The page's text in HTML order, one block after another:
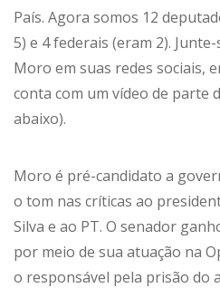
País. Agora somos 12
5) e 4 federais (eram 2).
Moro em suas redes sociais,
conta com um vídeo de parte
abaixo).
Moro é pré-candidato a
o tom nas críticas ao
Silva e ao PT. O senador
por meio de sua atuação na
o responsável pela prisão do